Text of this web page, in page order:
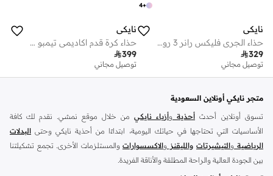
+
4
نايكي
حذاء الجري فليكس رانر 3 رود للأطفال
329
توصيل مجاني
نايكي
حذاء كرة قدم اكاديمي تيمبو مايسترو للعشب الصناعي للأطفال
399
توصيل مجاني
متجر نايكي أونلاين السعودية
تسوق أونلاين أحدث أحذية وأزياء نايكي من خلال موقع نمشي. نقدم لك كافة
الأساسيات التي تحتاجها في حياتك اليومية، ابتداءًا من أحذية نايكي وحتى البدلات
الرياضية والتيشيرتات والليقنز والاكسسوارات والمستلزمات الأخرى. تجمع تشكيلتنا
بين الجودة العالية والراحة المطلقة والأناقة الفريدة.